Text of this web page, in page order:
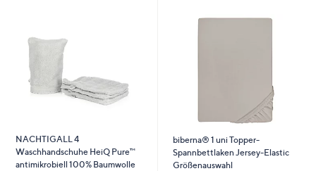
NACHTIGALL 4
Waschhandschuhe HeiQ Pure™
antimikrobiell 100% Baumwolle
biberna® 1 uni Topper-
Spannbettlaken Jersey-Elastic
Größenauswahl